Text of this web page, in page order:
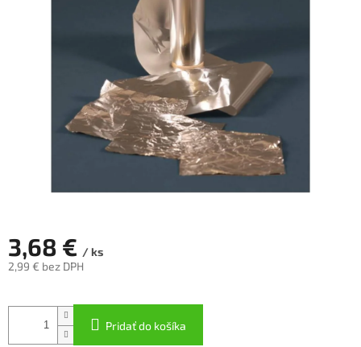
3,68 € / ks
2,99 € bez DPH
cena:
Pridať do košíka